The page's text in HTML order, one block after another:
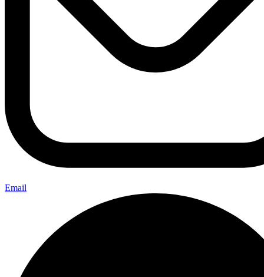
Email